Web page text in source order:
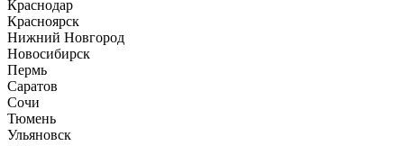
Краснодар
Красноярск
Нижний Новгород
Новосибирск
Пермь
Саратов
Сочи
Тюмень
Ульяновск